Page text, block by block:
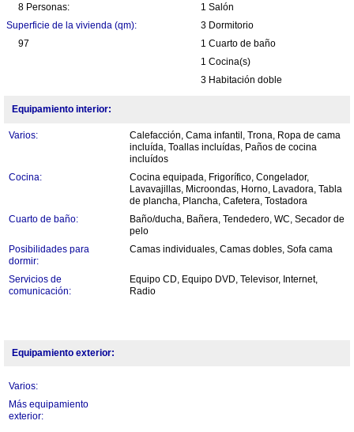
8 Personas:
Superficie de la vivienda (qm):
97
1 Salón
3 Dormitorio
1 Cuarto de baño
1 Cocina(s)
3 Habitación doble
Equipamiento interior:
Varios:
Calefacción, Cama infantil, Trona, Ropa de cama
incluída, Toallas incluídas, Paños de cocina
incluídos
Cocina:
Cocina equipada, Frigorífico, Congelador,
Lavavajillas, Microondas, Horno, Lavadora, Tabla
de plancha, Plancha, Cafetera, Tostadora
Cuarto de baño:
Baño/ducha, Bañera, Tendedero, WC, Secador de
pelo
Posibilidades para
dormir:
Camas individuales, Camas dobles, Sofa cama
Servicios de
comunicación:
Equipo CD, Equipo DVD, Televisor, Internet,
Radio
Equipamiento exterior:
Varios:
Más equipamiento
exterior: